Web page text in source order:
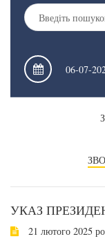
УКАЗ
21 лютого 2025